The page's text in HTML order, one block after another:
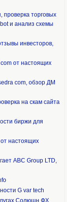
проверка торговых
и анализ схемы
инвесторов,
от настоящих
com, обзор ДМ
на скам сайта
биржи для
настоящих
ABC Group LTD,
G var tech
Солюшн ФХ